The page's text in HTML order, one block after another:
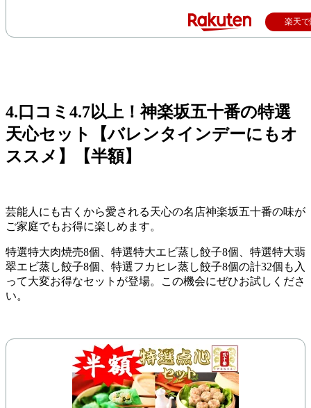
楽天
4.口コミ4.7以上！神楽坂五十番の特選
天心セット【バレンタインデーにもオ
ススメ】【半額】
芸能人にも古くから愛される天心の名店神楽坂五十番の味が
ご家庭でもお得に楽しめます。
特選特大肉焼売8個、特選特大エビ蒸し餃子8個、特選特大翡
翠エビ蒸し餃子8個、特選フカヒレ蒸し餃子8個の計32個も入
って大変お得なセットが登場。この機会にぜひお試しくださ
い。